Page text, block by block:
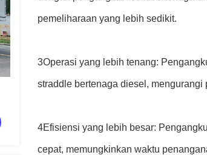
pemeliharaan yang lebih sedikit.
3Operasi yang lebih tenang:
straddle bertenaga diesel, mengurangi
4Efisiensi yang lebih besar:
cepat, memungkinkan waktu